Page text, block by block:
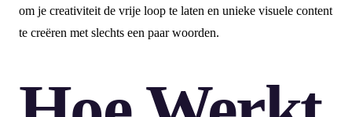
om je creativiteit de vrije loop te laten en unieke visuele content
te creëren met slechts een paar woorden.